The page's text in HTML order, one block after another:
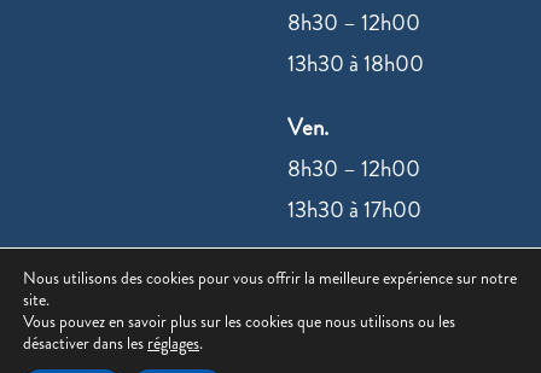
8h30 – 12h00
13h30 à 18h00
Ven.
8h30 – 12h00
13h30 à 17h00
NOUS
CONTACTER
Nous utilisons des cookies pour vous offrir la meilleure expérience sur notre
site.
Vous pouvez en savoir plus sur les cookies que nous utilisons ou les
désactiver dans les réglages.